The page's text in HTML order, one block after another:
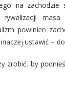
na
rywalizacji
powinien
ustawić –
zrobić, by